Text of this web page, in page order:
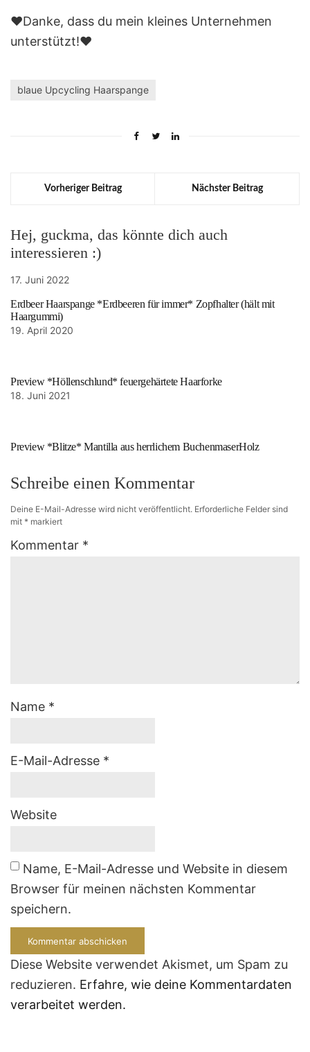
❤️Danke, dass du mein kleines Unternehmen
unterstützt!❤️
blaue Upcycling Haarspange
Vorheriger Beitrag Nächster Beitrag
Hej, guckma, das könnte dich auch
interessieren :)
17. Juni 2022
Erdbeer Haarspange *Erdbeeren für immer* Zopfhalter (hält mit
Haargummi)
19. April 2020
Preview *Höllenschlund* feuergehärtete Haarforke
18. Juni 2021
Preview *Blitze* Mantilla aus herrlichem BuchenmaserHolz
Schreibe einen Kommentar
Deine E-Mail-Adresse wird nicht veröffentlicht. Erforderliche Felder sind
mit * markiert
Kommentar *
Name *
E-Mail-Adresse *
Website
Name, E-Mail-Adresse und Website in diesem
Browser für meinen nächsten Kommentar
speichern.
Diese Website verwendet Akismet, um Spam zu
reduzieren. Erfahre, wie deine Kommentardaten
verarbeitet werden.